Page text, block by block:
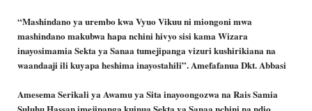
“Mashindano ya urembo kwa Vyuo Vikuu ni miongoni mwa
mashindano makubwa hapa nchini hivyo sisi kama Wizara
inayosimamia Sekta ya Sanaa tumejipanga vizuri kushirikiana na
waandaaji ili kuyapa heshima inayostahili”. Amefafanua Dkt. Abbasi
Amesema Serikali ya Awamu ya Sita inayoongozwa na Rais Samia